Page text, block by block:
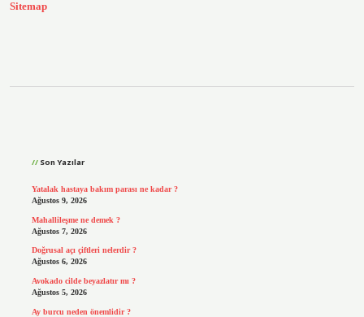
Sitemap
Son Yazılar
Yatalak hastaya bakım parası ne kadar ?
Ağustos 9, 2026
Mahallileşme ne demek ?
Ağustos 7, 2026
Doğrusal açı çiftleri nelerdir ?
Ağustos 6, 2026
Avokado cilde beyazlatır mı ?
Ağustos 5, 2026
Ay burcu neden önemlidir ?